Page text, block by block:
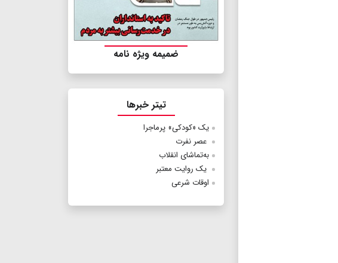
ضمیمه ویژه نامه
تیتر خبرها
یک «کودکی» پرماجرا
عصر نفرت
به‌تماشای انقلاب
یک روایت معتبر
اوقات شرعی